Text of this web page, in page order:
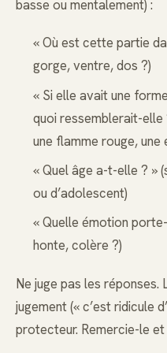
basse ou mentalement) :
« Où est cette partie
gorge, ventre, dos ?)
« Si elle avait une
quoi ressemblerait-elle
une flamme rouge, une
« Quel âge a-t-elle ? »
ou d’adolescent)
« Quelle émotion
honte, colère ?)
Ne juge pas les réponses.
jugement (« c’est ridicule
protecteur. Remercie-le